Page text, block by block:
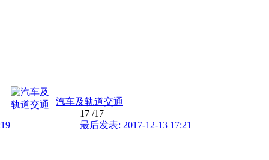
汽车及轨道交通
17 /17
最后发表: 2017-12-13 17:21